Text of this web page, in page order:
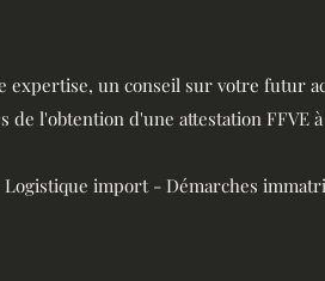
expertise, un conseil sur votre futur
de l'obtention d'une attestation FFVE
import - Démarches